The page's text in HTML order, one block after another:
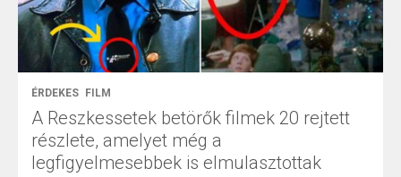
ÉRDEKES FILM
A Reszkessetek betörők filmek 20 rejtett
részlete, amelyet még a
legfigyelmesebbek is elmulasztottak